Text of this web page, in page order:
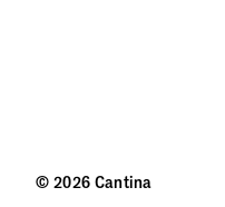
© 2026 Cantina